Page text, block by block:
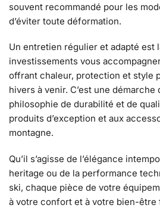
souvent recommandé pour les
d’éviter toute déformation.
Un entretien régulier et adapté est
investissements vous
offrant chaleur, protection et style
hivers à venir. C’est une démarche
philosophie de durabilité et de
produits d’exception et aux
montagne.
Qu’il s’agisse de l’élégance
heritage ou de la performance
ski, chaque pièce de votre
à votre confort et à votre bien-être